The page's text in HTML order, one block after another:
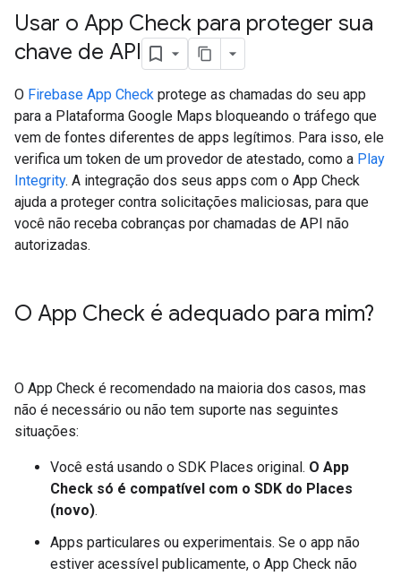
Usar o App Check para proteger sua
chave de API
O Firebase App Check protege as chamadas do seu app
para a Plataforma Google Maps bloqueando o tráfego que
vem de fontes diferentes de apps legítimos. Para isso, ele
verifica um token de um provedor de atestado, como a Play
Integrity. A integração dos seus apps com o App Check
ajuda a proteger contra solicitações maliciosas, para que
você não receba cobranças por chamadas de API não
autorizadas.
O App Check é adequado para mim?
O App Check é recomendado na maioria dos casos, mas
não é necessário ou não tem suporte nas seguintes
situações:
Você está usando o SDK Places original. O App
Check só é compatível com o SDK do Places
(novo).
Apps particulares ou experimentais. Se o app não
estiver acessível publicamente, o App Check não